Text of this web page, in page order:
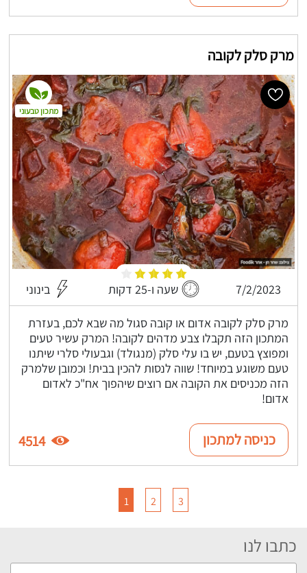
מרק סלק לקובה
7/2/2023 שעה ו-25 דקות בינוני
מרק סלק לקובה אדום או קובה סגול מה שבא לכם, בעזרת
המתכון הזה תקבלו צבע מדהים לקובה! המרק עשיר טעים
ומפוצץ בטעם, יש בו עלי סלק (מנגולד) וגבעולי סלרי שיתנו
טעם משוגע במיוחד! שווה לנסות להכין בבית! וכמובן שלמרק
הזה מכניסים את הקובה אם רוצים שיהפוך אח"כ לאדום
אדום!
מתכון טבעוני
כניסה למתכון 4514
1 2 3
כתבו לנו